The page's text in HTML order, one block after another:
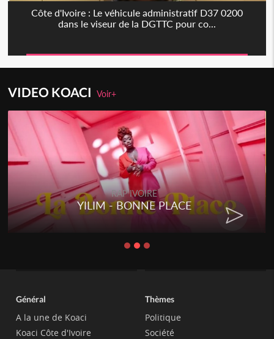
Côte d'Ivoire : Le véhicule administratif D37 0200
dans le viseur de la DGTTC pour co...
VIDEO KOACIVoir+
RAP IVOIRE
YILIM - BONNE PLACE
Général
A la une de Koaci
Koaci Côte d'Ivoire
Thèmes
Politique
Société